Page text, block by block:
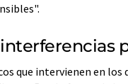
que intervienen en los